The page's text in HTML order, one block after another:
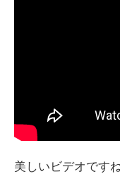
美しいビデオですね